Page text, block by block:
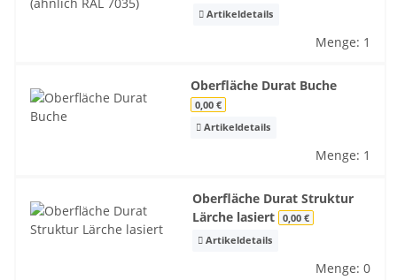
Artikeldetails
Menge: 1
Oberfläche Durat Buche
0,00 €
Artikeldetails
Menge: 1
Oberfläche Durat Struktur
Lärche lasiert
0,00 €
Artikeldetails
Menge: 0